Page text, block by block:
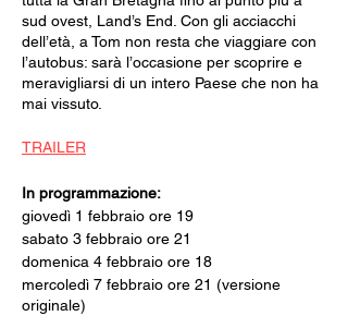
sud ovest, Land’s End. Con gli acciacchi
dell’età, a Tom non resta che viaggiare con
l’autobus: sarà l’occasione per scoprire e
meravigliarsi di un intero Paese che non ha
mai vissuto.
TRAILER
In programmazione:
giovedì 1 febbraio ore 19
sabato 3 febbraio ore 21
domenica 4 febbraio ore 18
mercoledì 7 febbraio ore 21 (versione
originale)